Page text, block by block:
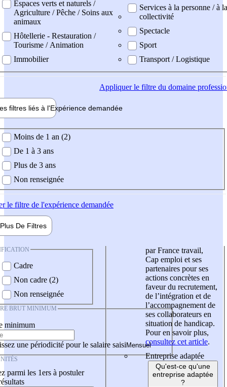
Espaces verts et naturels /
Agriculture / Pêche / Soins aux
animaux
Hôtellerie - Restauration /
Tourisme / Animation
Immobilier
Services à la personne / à la
collectivité
Spectacle
Sport
Transport / Logistique
Appliquerle filtre du domaine
filtres liés à l'Expérience demandée
demandée
Moins de 1 an (2)
De 1 à 3 ans
Plus de 3 ans
Non renseignée
le filtre de l'expérience demandée
Plus De Filtres
Cadre
Non cadre (2)
Non renseignée
BRUT MINIMUM
minimum
une périodicité pour le salaire saisi
parmi les 1ers à postuler
par France travail,
Cap emploi et ses
partenaires pour ses
actions concrètes en
faveur du recrutement,
de l’intégration et de
l’accompagnement de
ses collaborateurs en
situation de handicap.
Pour en savoir plus,
consultez cet article.
Entreprise adaptée
Qu'est-ce qu'une
entreprise adaptée
?